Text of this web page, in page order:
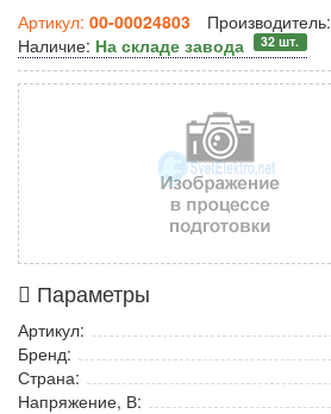
Артикул: 00-00024803 Производитель:
Наличие: На складе завода 32 шт.
Параметры
Артикул:
Бренд:
Страна:
Напряжение, В: